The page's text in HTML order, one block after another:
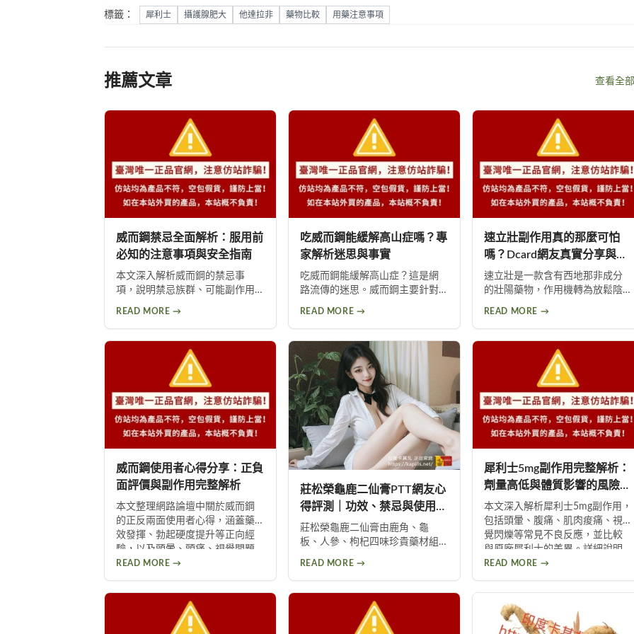
標籤： 犀利士 攝護腺肥大 他達拉非 藥物比較 用藥注意事項
推薦文章 查看全部
威而鋼禁忌全面解析：服用前
必知的注意事項與安全指南
本文深入解析威而鋼的禁忌事
項，說明禁忌族群、可能副作用
READ MORE →
吃威而鋼能緩解高山症嗎？專
家解析迷思與事實
吃威而鋼能緩解高山症？這是網
路流傳的迷思。威而鋼主要針對
眾勿輕信傳言，任何用藥都需經
過專業醫師評估。
READ MORE →
速立壯副作用真的那麼可怕
嗎？Dcard網友真實分享與深
度分析
速立壯是一款含有西地那非成分
的壯陽藥物，作用機轉為放鬆陰
果顯著，但副作用問題始終難以
迴避。本文深入分析速立壯在
Dcard上的討論，幫助你全面了解
這款產品的優缺點，以及是否有
更好的替代選擇。
READ MORE →
威而鋼使用者心得分享：正負
面評價與副作用完整解析
本文整理網路論壇中關於威而鋼
的正反兩面使用者心得，涵蓋藥
效發揮、勃起硬度提升等正向經
驗，以及頭暈、頭痛、視覺問題
等副作用。不論你想了解這款壯
方案，都能從中找到實用資訊。
READ MORE →
莊松榮龜鹿二仙膏PTT網友心
得評測｜功效、禁忌與使用建
議完整解析
莊松榮龜鹿二仙膏由鹿角、龜
板、人參、枸杞四味珍貴藥材組
用過量可能導致鉀離子過高、腎
臟負擔等潛在風險，幫助您安全
使用此補品。
READ MORE →
犀利士5mg副作用完整解析：
劑量高低與體質影響的風險評
估
本文深入解析犀利士5mg副作用，
包括頭暈、腹痛、肌肉痠痛、視
覺閃爍等常見不良反應，並比較
與原廠犀利士的差異。詳細說明
劑量高低與個人體質如何影響副
就醫評估指引。
READ MORE →